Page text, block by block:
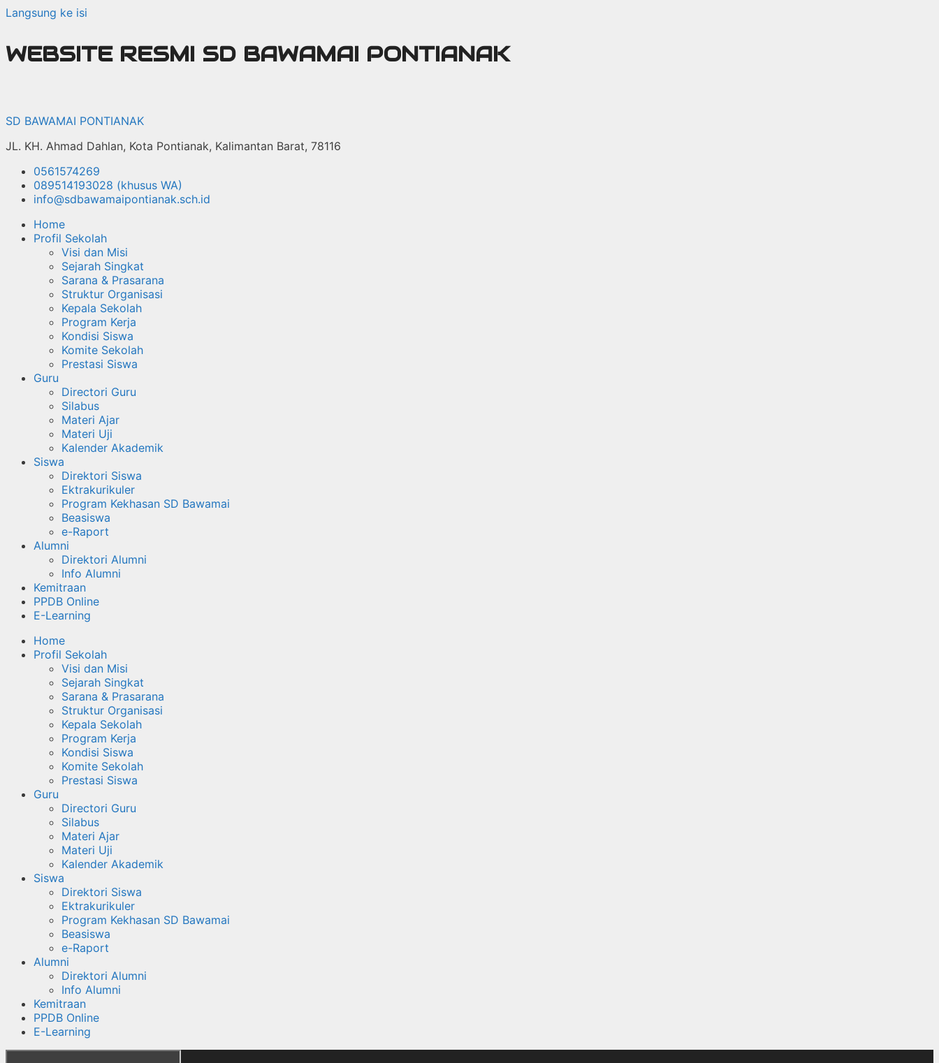
Langsung ke isi
WEBSITE RESMI SD BAWAMAI PONTIANAK
SD BAWAMAI PONTIANAK
JL. KH. Ahmad Dahlan, Kota Pontianak, Kalimantan Barat, 78116
0561574269
089514193028 (khusus WA)
info@sdbawamaipontianak.sch.id
Home
Profil Sekolah
Visi dan Misi
Sejarah Singkat
Sarana & Prasarana
Struktur Organisasi
Kepala Sekolah
Program Kerja
Kondisi Siswa
Komite Sekolah
Prestasi Siswa
Guru
Directori Guru
Silabus
Materi Ajar
Materi Uji
Kalender Akademik
Siswa
Direktori Siswa
Ektrakurikuler
Program Kekhasan SD Bawamai
Beasiswa
e-Raport
Alumni
Direktori Alumni
Info Alumni
Kemitraan
PPDB Online
E-Learning
Home
Profil Sekolah
Visi dan Misi
Sejarah Singkat
Sarana & Prasarana
Struktur Organisasi
Kepala Sekolah
Program Kerja
Kondisi Siswa
Komite Sekolah
Prestasi Siswa
Guru
Directori Guru
Silabus
Materi Ajar
Materi Uji
Kalender Akademik
Siswa
Direktori Siswa
Ektrakurikuler
Program Kekhasan SD Bawamai
Beasiswa
e-Raport
Alumni
Direktori Alumni
Info Alumni
Kemitraan
PPDB Online
E-Learning